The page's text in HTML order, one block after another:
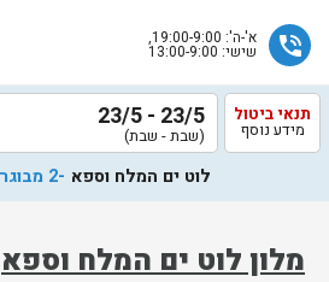
phone_in_talk א'-ה': 19:00-9:00,
שישי: 13:00-9:00
מלון לוט ים המלח וספא
תנאי ביטול
מידע נוסף 23/5 - 23/5
(שבת - שבת)
לוט ים המלח וספא -2 מבוגרים ל 0 לילות